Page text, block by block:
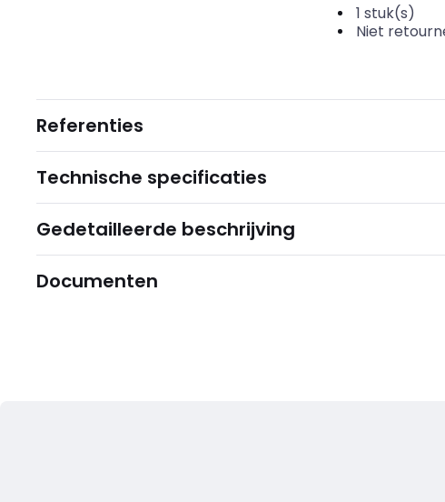
1 stuk(s)
Niet
Referenties
Technische specificaties
Gedetailleerde beschrijving
Documenten